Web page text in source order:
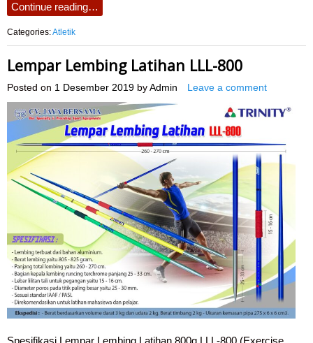
Continue reading…
Categories:Atletik
Lempar Lembing Latihan LLL-800
Posted on 1 Desember 2019 by Admin Leave a comment